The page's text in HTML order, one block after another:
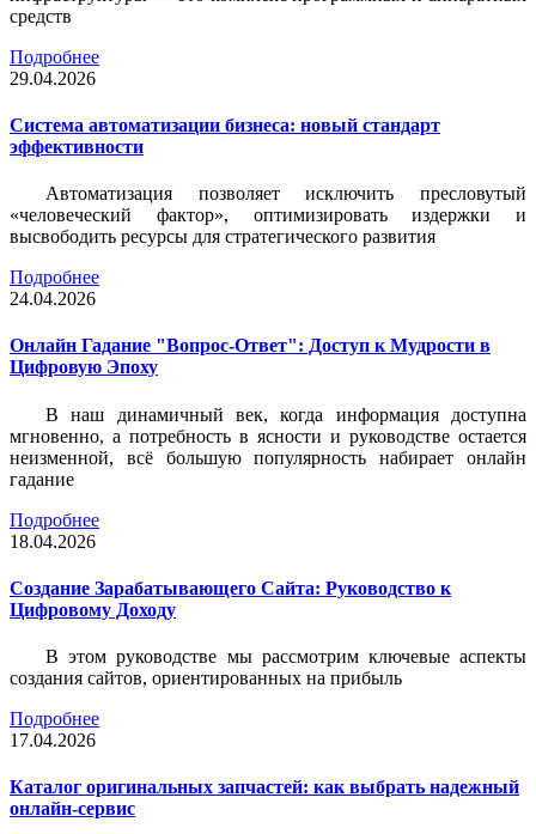
средств
Подробнее
29.04.2026
Система автоматизации бизнеса: новый стандарт
эффективности
Автоматизация позволяет исключить пресловутый
«человеческий фактор», оптимизировать издержки и
высвободить ресурсы для стратегического развития
Подробнее
24.04.2026
Онлайн Гадание "Вопрос-Ответ": Доступ к Мудрости в
Цифровую Эпоху
В наш динамичный век, когда информация доступна
мгновенно, а потребность в ясности и руководстве остается
неизменной, всё большую популярность набирает онлайн
гадание
Подробнее
18.04.2026
Создание Зарабатывающего Сайта: Руководство к
Цифровому Доходу
В этом руководстве мы рассмотрим ключевые аспекты
создания сайтов, ориентированных на прибыль
Подробнее
17.04.2026
Каталог оригинальных запчастей: как выбрать надежный
онлайн-сервис